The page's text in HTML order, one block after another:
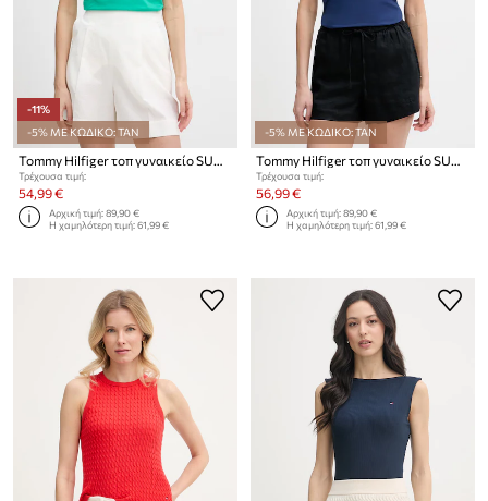
-11%
-5% ΜΕ ΚΩΔΙΚΟ: TAN
Tommy Hilfiger τοπ γυναικείο SUMMER
Τρέχουσα τιμή:
54,99 €
Αρχική τιμή:89,90 €
Η χαμηλότερη τιμή:61,99 €
-5% ΜΕ ΚΩΔΙΚΟ: TAN
Tommy Hilfiger τοπ γυναικείο SUMMER
Τρέχουσα τιμή:
56,99 €
Αρχική τιμή:89,90 €
Η χαμηλότερη τιμή:61,99 €